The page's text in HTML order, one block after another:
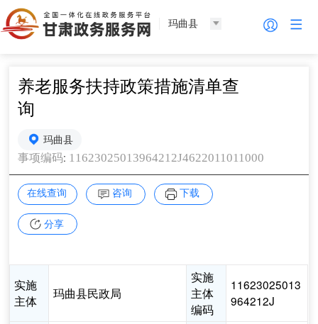
玛曲县
养老服务扶持政策措施清单查
询
玛曲县
事项编码: 11623025013964212J4622011011000
在线查询 咨询 下载
分享
实施
主体
玛曲县民政局
实施
主体
编码
11623025013
964212J